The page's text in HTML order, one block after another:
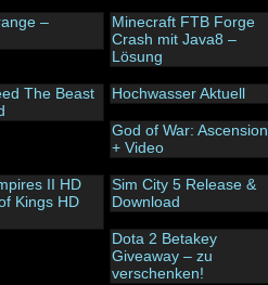
–
Minecraft FTB Forge
Crash mit Java8 –
Lösung
The Beast
Hochwasser Aktuell
God of War: Ascension
+ Video
II HD
Kings HD
Sim City 5 Release &
Download
Dota 2 Betakey
Giveaway – zu
verschenken!